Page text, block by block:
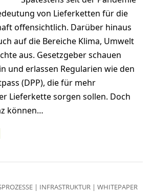
von Lieferketten für die
offensichtlich. Darüber hinaus
auf die Bereiche Klima, Umwelt
aus. Gesetzgeber schauen
und erlassen Regularien wie den
(DPP), die für mehr
Lieferkette sorgen sollen. Doch
können…
| INFRASTRUKTUR | WHITEPAPER